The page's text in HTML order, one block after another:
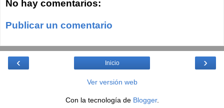
No hay comentarios:
Publicar un comentario
‹ ›
Inicio
Ver versión web
Con la tecnología de Blogger.